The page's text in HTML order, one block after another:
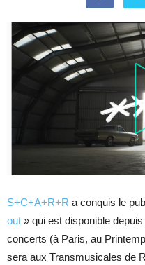
S+C+A+R+R a conquis le
out » qui est disponible
concerts (à Paris, au
sera aux Transmusicales de